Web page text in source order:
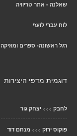
שאלנה - אתר טריוויה
לוח עברי לועזי
רגל ראשונה- ספרים ומוזיקה
דוגמית מדפי היצירות
לחבק >>> יצחק גור
פוקוס ירוק >>> מנחם דוד